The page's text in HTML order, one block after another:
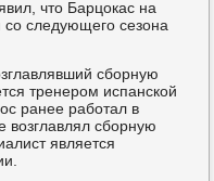
что Барцокас на
следующего сезона
сборную
тренером испанской
ранее работал в
возглавлял сборную
является